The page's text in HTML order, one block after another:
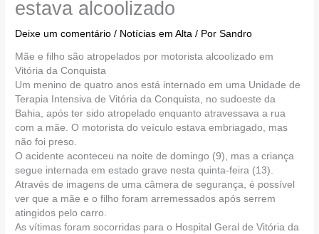
estava alcoolizado
Deixe um comentário / Notícias em Alta / PorSandro
Mãe e filho são atropelados por motorista alcoolizado em
Vitória da Conquista
Um menino de quatro anos está internado em uma Unidade de
Terapia Intensiva de Vitória da Conquista, no sudoeste da
Bahia, após ter sido atropelado enquanto atravessava a rua
com a mãe. O motorista do veículo estava embriagado, mas
não foi preso.
O acidente aconteceu na noite de domingo (9), mas a criança
segue internada em estado grave nesta quinta-feira (13).
Através de imagens de uma câmera de segurança, é possível
ver que a mãe e o filho foram arremessados após serrem
atingidos pelo carro.
As vítimas foram socorridas para o Hospital Geral de Vitória da